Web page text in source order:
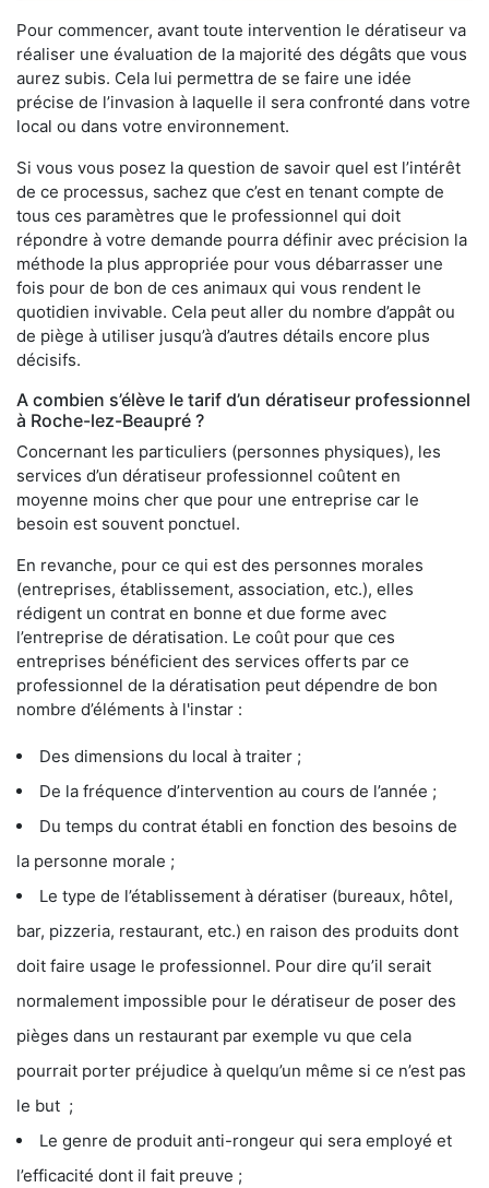
Pour commencer, avant toute intervention le dératiseur va
réaliser une évaluation de la majorité des dégâts que vous
aurez subis. Cela lui permettra de se faire une idée
précise de l’invasion à laquelle il sera confronté dans votre
local ou dans votre environnement.
Si vous vous posez la question de savoir quel est l’intérêt
de ce processus, sachez que c’est en tenant compte de
tous ces paramètres que le professionnel qui doit
répondre à votre demande pourra définir avec précision la
méthode la plus appropriée pour vous débarrasser une
fois pour de bon de ces animaux qui vous rendent le
quotidien invivable. Cela peut aller du nombre d’appât ou
de piège à utiliser jusqu’à d’autres détails encore plus
décisifs.
A combien s’élève le tarif d’un dératiseur professionnel
à Roche-lez-Beaupré ?
Concernant les particuliers (personnes physiques), les
services d’un dératiseur professionnel coûtent en
moyenne moins cher que pour une entreprise car le
besoin est souvent ponctuel.
En revanche, pour ce qui est des personnes morales
(entreprises, établissement, association, etc.), elles
rédigent un contrat en bonne et due forme avec
l’entreprise de dératisation. Le coût pour que ces
entreprises bénéficient des services offerts par ce
professionnel de la dératisation peut dépendre de bon
nombre d’éléments à l'instar :
Des dimensions du local à traiter ;
De la fréquence d’intervention au cours de l’année ;
Du temps du contrat établi en fonction des besoins de
la personne morale ;
Le type de l’établissement à dératiser (bureaux, hôtel,
bar, pizzeria, restaurant, etc.) en raison des produits dont
doit faire usage le professionnel. Pour dire qu’il serait
normalement impossible pour le dératiseur de poser des
pièges dans un restaurant par exemple vu que cela
pourrait porter préjudice à quelqu’un même si ce n’est pas
le but ;
Le genre de produit anti-rongeur qui sera employé et
l’efficacité dont il fait preuve ;